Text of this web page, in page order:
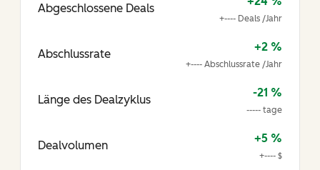
Abgeschlossene Deals
+---- Deals /Jahr
Abschlussrate
+2 %
+---- Abschlussrate /Jahr
Länge des Dealzyklus
-21 %
----- tage
Dealvolumen
+5 %
+---- $